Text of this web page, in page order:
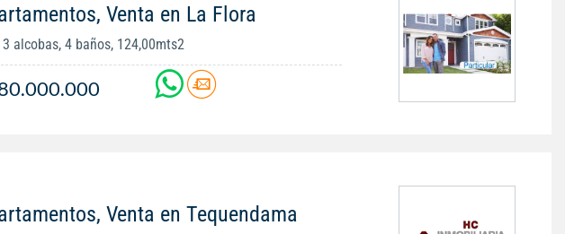
Venta en La Flora
3 alcobas, 4 baños, 124,00mts2
Venta en Tequendama